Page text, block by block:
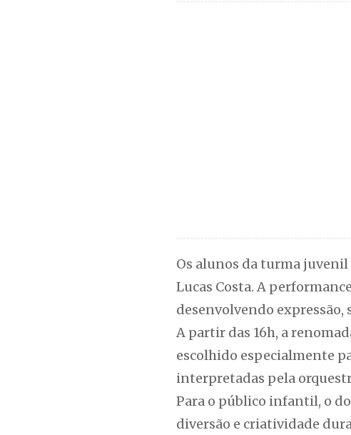
Os alunos da turma
Lucas Costa. A
desenvolvendo
A partir das 16h, a
escolhido especialmente
interpretadas pela
Para o público infantil, o
diversão e criatividade